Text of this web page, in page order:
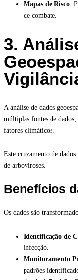
Mapas de Risco:
de combate.
3.
A análise de dados
múltiplas fontes de
fatores climáticos.
Este cruzamento de
de arboviroses.
Benefícios
Os dados são
Identificação de
infecção.
Monitoramento
padrões